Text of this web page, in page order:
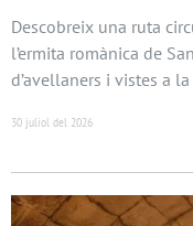
Descobreix una ruta
l’ermita romànica de
d’avellaners i vistes a la
30 juliol del 2026